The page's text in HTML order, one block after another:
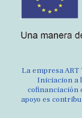
La empresa
Iniciacion a
cofinanciación
apoyo es